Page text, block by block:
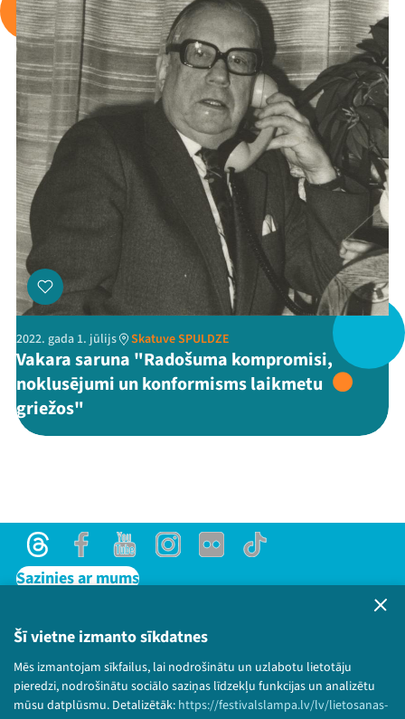
Šī vietne izmanto sīkdatnes
Mēs izmantojam sīkfailus, lai nodrošinātu un uzlabotu lietotāju
pieredzi, nodrošinātu sociālo saziņas līdzekļu funkcijas un analizētu
mūsu datplūsmu. Detalizētāk: https://festivalslampa.lv/lv/lietosanas-
Viņi bija LAMPĀ 2026
Jaunumi
Ziedo
Veikals
Kontakti
ThreadsFacebookYoutube
X Instagram
Flick TikTok
2022. gada 1. jūlijs Skatuve SPULDZE
Vakara saruna "Radošuma kompromisi,
noklusējumi un konformisms laikmetu
griežos"
ThreadsFacebookYoutubeInstagram
Flick TikTok
Sazinies ar mums
Lietošanas noteikumi un sīkdatņu politika
Bērnu aizsardzības politika
© 2026 Sarunu festivāls LAMPA Visas tiesības
paturētas.